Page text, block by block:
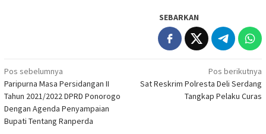
SEBARKAN
Navigasi
pos
Pos sebelumnya
Paripurna Masa Persidangan II
Tahun 2021/2022 DPRD Ponorogo
Dengan Agenda Penyampaian
Bupati Tentang Ranperda
Pos berikutnya
Sat Reskrim Polresta Deli Serdang
Tangkap Pelaku Curas